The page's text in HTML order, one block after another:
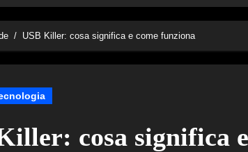
USB Killer: cosa significa e come funziona
cosa significa